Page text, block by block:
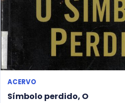
ACERVO
Símbolo perdido, O